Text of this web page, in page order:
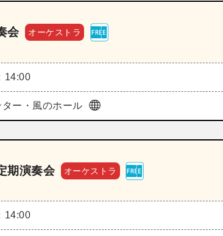
会 オーケストラ
14:00
ー・風のホール
期演奏会 オーケストラ
14:00